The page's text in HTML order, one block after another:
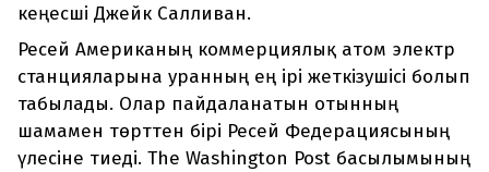
кеңесші Джейк Салливан.
Ресей Американың коммерциялық атом электр
станцияларына уранның ең ірі жеткізушісі болып
табылады. Олар пайдаланатын отынның
шамамен төрттен бірі Ресей Федерациясының
үлесіне тиеді. The Washington Post басылымының